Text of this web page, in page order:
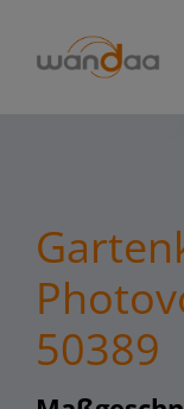
content
50389